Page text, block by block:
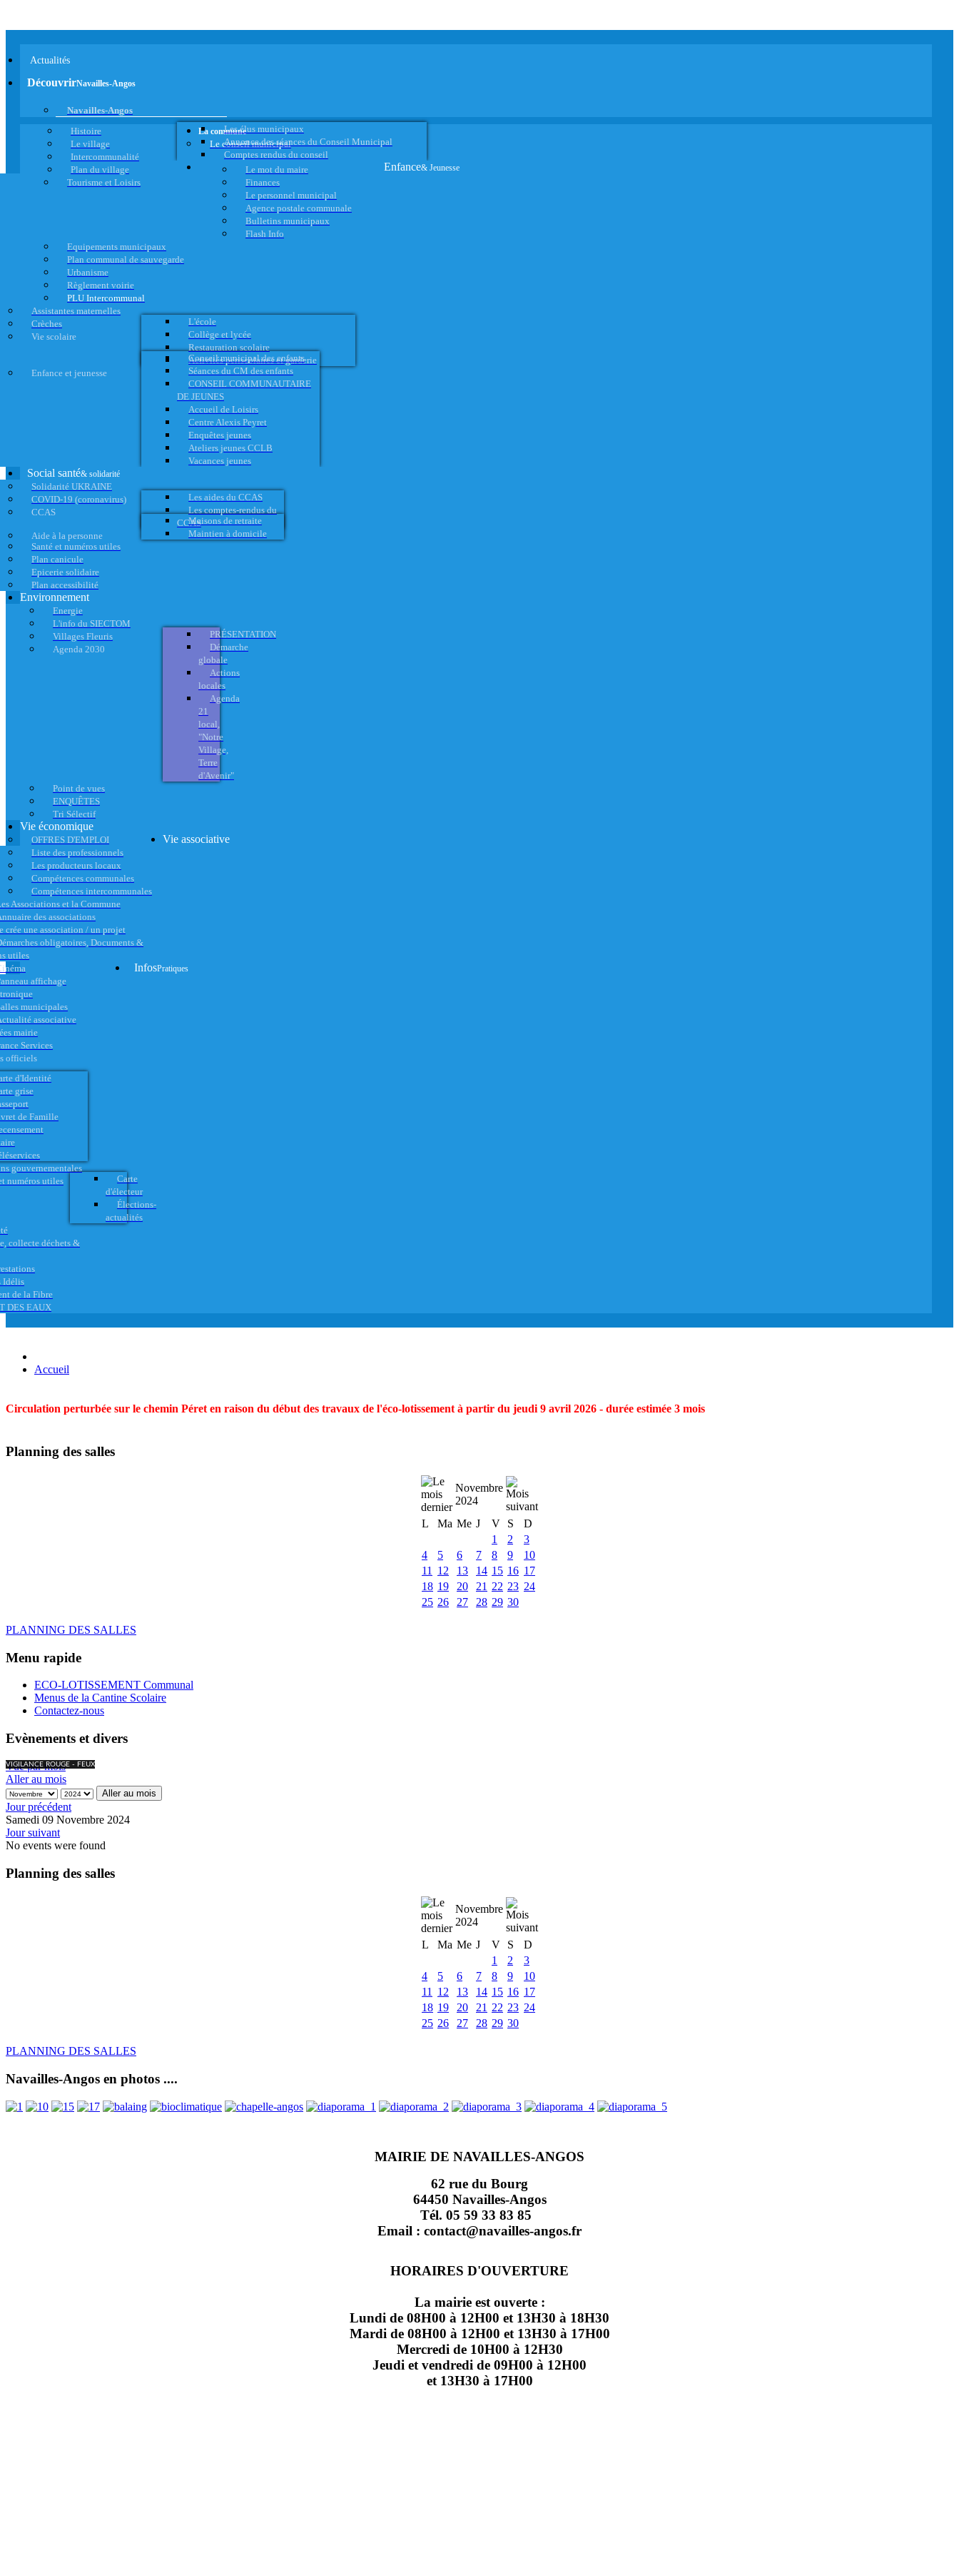
Actualités
DécouvrirNavailles-Angos
Navailles-Angos
Histoire
Le village
Intercommunalité
Plan du village
Tourisme et Loisirs
La commune
Le conseil municipal
Les élus municipaux
Annonce des séances du Conseil Municipal
Comptes rendus du conseil
Le mot du maire
Finances
Le personnel municipal
Agence postale communale
Bulletins municipaux
Flash Info
Equipements municipaux
Plan communal de sauvegarde
Urbanisme
Règlement voirie
PLU Intercommunal
Enfance& Jeunesse
Assistantes maternelles
Crèches
Vie scolaire
L'école
Collège et lycée
Restauration scolaire
Activités périscolaires et garderie
Enfance et jeunesse
Conseil municipal des enfants
Séances du CM des enfants
CONSEIL COMMUNAUTAIRE
DE JEUNES
Accueil de Loisirs
Centre Alexis Peyret
Enquêtes jeunes
Ateliers jeunes CCLB
Vacances jeunes
Social santé& solidarité
Solidarité UKRAINE
COVID-19 (coronavirus)
CCAS
Les aides du CCAS
Les comptes-rendus du
CCAS
Aide à la personne
Maisons de retraite
Maintien à domicile
Santé et numéros utiles
Plan canicule
Epicerie solidaire
Plan accessibilité
Environnement
Energie
L'info du SIECTOM
Villages Fleuris
Agenda 2030
PRÉSENTATION
Démarche
globale
Actions
locales
Agenda
21
local,
"Notre
Village,
Terre
d'Avenir"
Point de vues
ENQUÊTES
Tri Sélectif
Vie économique
OFFRES D'EMPLOI
Liste des professionnels
Les producteurs locaux
Compétences communales
Compétences intercommunales
Vie associative
Associations et la Commune
des associations
crée une association / un projet
obligatoires, Documents &
utiles
affichage
municipales
associative
InfosPratiques
mairie
Services
officiels
d'Identité
grise
de Famille
gouvernementales
numéros utiles
Carte
d'électeur
Élections-
actualités
collecte déchets &
Idélis
de la Fibre
DES EAUX
Accueil
Circulation perturbée sur le chemin Péret en raison du début des travaux de l'éco-lotissement à partir du jeudi 9 avril 2026 - durée estimée 3 mois
Planning des salles
Novembre
2024
L
Ma Me J V S
D
1
2
3
4
5 6 7 8 9
10
11
12 13 14 15 16 17
18 19 20 21 22 23 24
25 26 27 28 29 30
PLANNING DES SALLES
Menu rapide
ECO-LOTISSEMENT Communal
Menus de la Cantine Scolaire
Contactez-nous
Evènements et divers
VIGILANCE ROUGE - FEUX
Vue par mois
Aller au mois
Aller au mois
Jour précédent
Samedi 09 Novembre 2024
Jour suivant
No events were found
Planning des salles
Novembre
2024
L
Ma Me J V S
D
1
2
3
4
5 6 7 8 9
10
11
12 13 14 15 16 17
18 19 20 21 22 23 24
25 26 27 28 29 30
PLANNING DES SALLES
Navailles-Angos en photos ....
MAIRIE DE NAVAILLES-ANGOS
62 rue du Bourg
64450 Navailles-Angos
Tél. 05 59 33 83 85
Email : contact@navailles-angos.fr
HORAIRES D'OUVERTURE
La mairie est ouverte :
Lundi de 08H00 à 12H00 et 13H30 à 18H30
Mardi de 08H00 à 12H00 et 13H30 à 17H00
Mercredi de 10H00 à 12H30
Jeudi et vendredi de 09H00 à 12H00
et 13H30 à 17H00